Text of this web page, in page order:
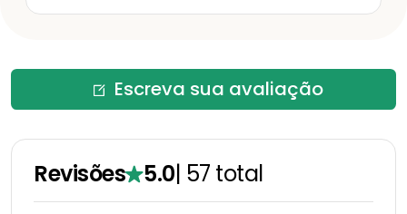
Escreva sua avaliação
Revisões 5.0| 57 total